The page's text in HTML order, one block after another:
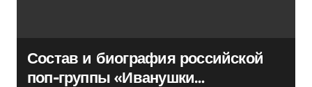
и
Состав и биография российской
поп-группы «Иванушки